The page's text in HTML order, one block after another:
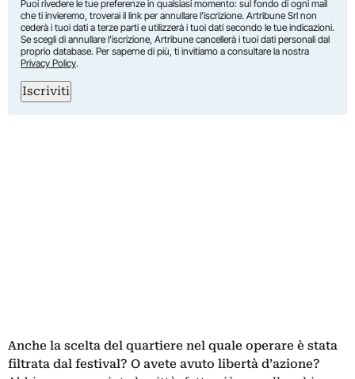
Puoi rivedere le tue preferenze in qualsiasi momento: sul fondo di ogni mail
che ti invieremo, troverai il link per annullare l’iscrizione. Artribune Srl non
cederà i tuoi dati a terze parti e utilizzerà i tuoi dati secondo le tue indicazioni.
Se scegli di annullare l’iscrizione, Artribune cancellerà i tuoi dati personali dal
proprio database. Per saperne di più, ti invitiamo a consultare la nostra
Privacy Policy.
Iscriviti
Anche la scelta del quartiere nel quale operare è stata
filtrata dal festival? O avete avuto libertà d’azione?